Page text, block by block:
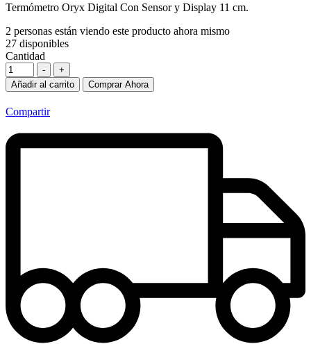
Termómetro Oryx Digital Con Sensor y Display 11 cm.
2 personas están viendo este producto ahora mismo
27 disponibles
Cantidad
-
+
Añadir al carrito
Comprar Ahora
Compartir